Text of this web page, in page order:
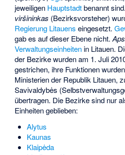
jeweiligen Hauptstadtbenannt
viršininkas (Bezirksvorsteher)
Regierung Litauens eingesetzt.
gab es auf dieser Ebene nicht.
Verwaltungseinheiten in Litauen.
der Bezirke wurden am 1. Juli
gestrichen, ihre Funktionen
Ministerien der Republik Litauen,
Savivaldybės
übertragen. Die Bezirke sind nur
Einheiten geblieben:
Alytus
Kaunas
Klaipėda